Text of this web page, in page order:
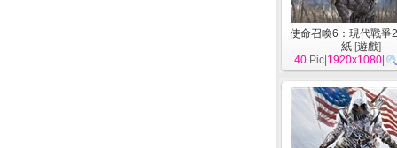
使命召喚6：現代戰爭
紙 [遊戲]
40 Pic| 1920x1080